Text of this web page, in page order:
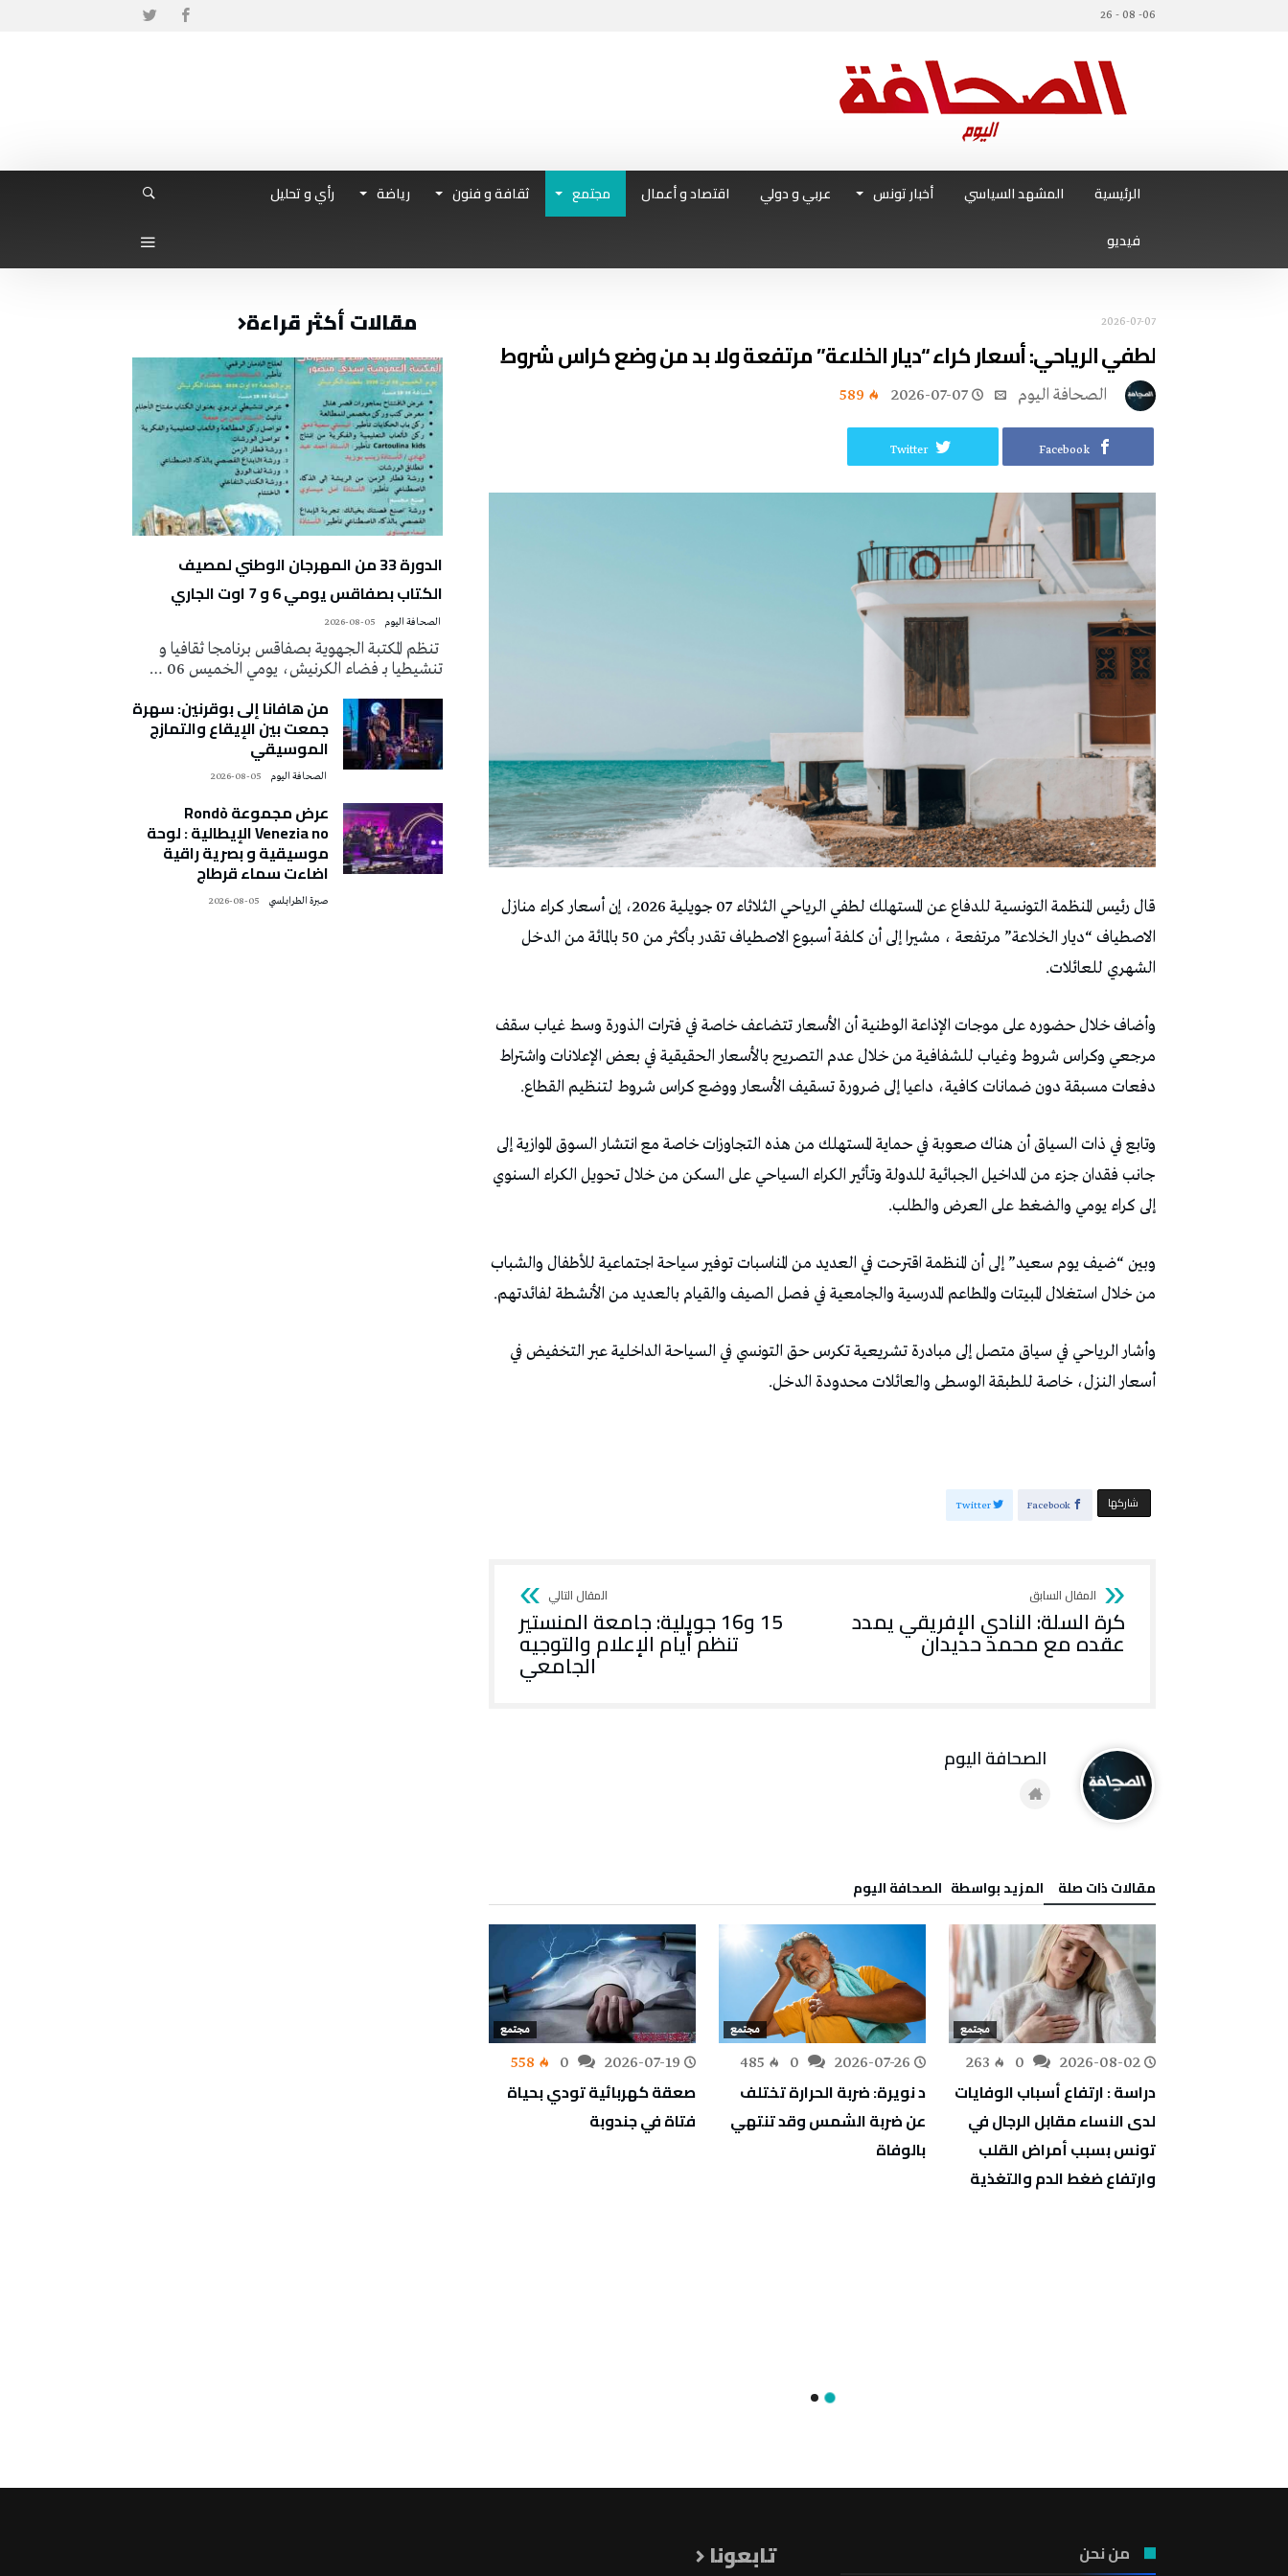
06- 08 - 26
الرئيسية المشهد السياسي أخبار تونس عربي و دولي اقتصاد و أعمال مجتمع ثقافة و فنون رياضة
رأي و تحليل
فيديو
2026-07-07
لطفي الرياحي: أسعار كراء “ديار الخلاعة” مرتفعة ولا بد من وضع كراس شروط
2026-07-07
589
Facebook
Twitter
قال رئيس المنظمة التونسية للدفاع عن المستهلك لطفي الرياحي الثلاثاء 07 جويلية 2026، إن أسعار كراء منازل
الاصطياف “ديار الخلاعة” مرتفعة ، مشيرا إلى أن كلفة أسبوع الاصطياف تقدر بأكثر من 50 بالمائة من الدخل
الشهري للعائلات.
وأضاف خلال حضوره على موجات الإذاعة الوطنية أن الأسعار تتضاعف خاصة في فترات الذورة وسط غياب سقف
مرجعي وكراس شروط وغياب للشفافية من خلال عدم التصريح بالأسعار الحقيقية في بعض الإعلانات واشتراط
دفعات مسبقة دون ضمانات كافية، داعيا إلى ضرورة تسقيف الأسعار ووضع كراس شروط لتنظيم القطاع.
وتابع في ذات السياق أن هناك صعوبة في حماية المستهلك من هذه التجاوزات خاصة مع انتشار السوق الموازية إلى
جانب فقدان جزء من المداخيل الجبائية للدولة وتأثير الكراء السياحي على السكن من خلال تحويل الكراء السنوي
إلى كراء يومي والضغط على العرض والطلب.
وبين “ضيف يوم سعيد” إلى أن المنظمة اقترحت في العديد من المناسبات توفير سياحة اجتماعية للأطفال والشباب
من خلال استغلال المبيتات والمطاعم المدرسية والجامعية في فصل الصيف والقيام بالعديد من الأنشطة لفائدتهم.
وأشار الرياحي في سياق متصل إلى مبادرة تشريعية تكرس حق التونسي في السياحة الداخلية عبر التخفيض في
أسعار النزل، خاصة للطبقة الوسطى والعائلات محدودة الدخل.
‫‫ شاركها‬ Facebook
Twitter
كرة السلة: النادي الإفريقي يمدد
عقده مع محمد حديدان
15 و16 جويلية: جامعة المنستير
تنظم أيام الإعلام والتوجيه
الجامعي
‫مقالات ذات صلة‬ ‫‫المزيد بواسطة‬ ‬ ‭ ‬الصحافة‭ ‬اليوم
مجتمع
2026-08-02
263
دراسة : ارتفاع أسباب الوفايات
لدى النساء مقابل الرجال في
تونس بسبب أمراض القلب
وارتفاع ضغط الدم والتغذية
مجتمع
2026-07-26
485
د نويرة: ضربة الحرارة تختلف
عن ضربة الشمس وقد تنتهي
بالوفاة
مجتمع
2026-07-19
558
صعقة كهربائية تودي بحياة
فتاة في جندوبة
مقالات أكثر قراءة
الدورة 33 من المهرجان الوطني لمصيف
الكتاب بصفاقس يومي 6 و 7 اوت الجاري
2026-08-05
تنظم المكتبة الجهوية بصفاقس برنامجا ثقافيا و
تنشيطيا بـ فضاء الكرنيش، يومي الخميس 06 …
من هافانا إلى بوقرنين: سهرة
جمعت بين الإيقاع والتمازج
الموسيقي
2026-08-05
عرض مجموعة Rondò
Venezia no الإيطالية : لوحة
موسيقية و بصرية راقية
اضاءت سماء قرطاج
صبرة الطرابلسي 2026-08-05
من نحن تابعونا